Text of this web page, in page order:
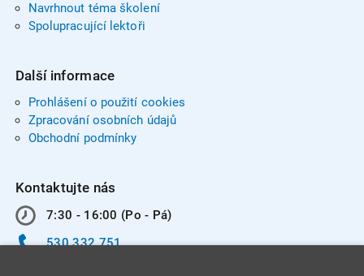
Navrhnout téma školení
Spolupracující lektoři
Další informace
Prohlášení o použití cookies
Zpracování osobních údajů
Obchodní podmínky
Kontaktujte nás
7:30 - 16:00 (Po - Pá)
530 332 751